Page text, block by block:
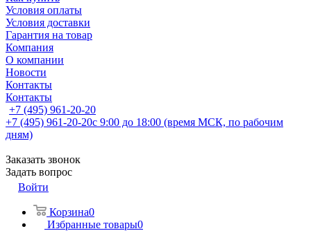
Условия оплаты
Условия доставки
Гарантия на товар
Компания
О компании
Новости
Контакты
Контакты
+7 (495) 961-20-20
+7 (495) 961-20-20с 9:00 до 18:00 (время МСК, по рабочим
дням)
Заказать звонок
Задать вопрос
Войти
Корзина0
Избранные товары0